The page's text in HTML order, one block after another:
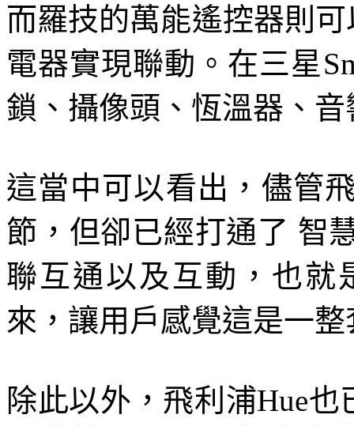
而羅技的萬能遙控器則
電器實現聯動。在三星
鎖、攝像頭、恆溫器、
這當中可以看出，儘管
節，但卻已經打通了 智
聯互通以及互動，也就
來，讓用戶感覺這是一
除此以外，飛利浦Hue